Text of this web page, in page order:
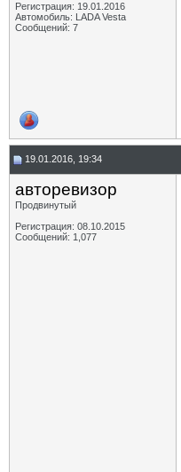
Регистрация: 19.01.2016
Автомобиль: LADA Vesta
Сообщений: 7
19.01.2016, 19:34
авторевизор
Продвинутый
Регистрация: 08.10.2015
Сообщений: 1,077